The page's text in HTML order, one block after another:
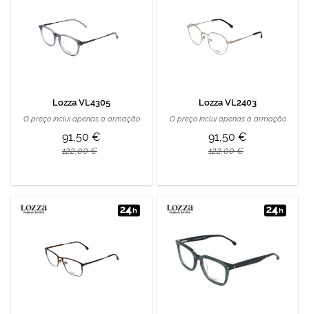
Lozza VL4305
O preço inclui apenas a armação
91,50 €
122,00 €
Lozza VL2403
O preço inclui apenas a armação
91,50 €
122,00 €